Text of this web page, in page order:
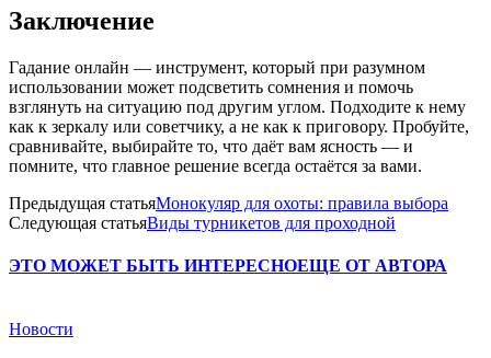
Заключение
Гадание онлайн — инструмент, который при разумном
использовании может подсветить сомнения и помочь
взглянуть на ситуацию под другим углом. Подходите к нему
как к зеркалу или советчику, а не как к приговору. Пробуйте,
сравнивайте, выбирайте то, что даёт вам ясность — и
помните, что главное решение всегда остаётся за вами.
Предыдущая статьяМонокуляр для охоты: правила выбора
Следующая статьяВиды турникетов для проходной
ЭТО МОЖЕТ БЫТЬ ИНТЕРЕСНОЕЩЕ ОТ АВТОРА
Новости